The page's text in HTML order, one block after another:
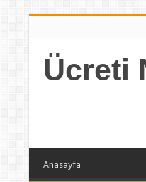
Ücreti
Anasayfa